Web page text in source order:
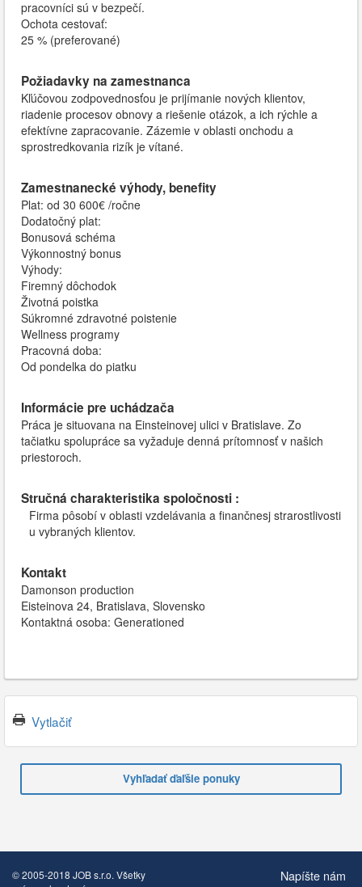
pracovníci sú v bezpečí.
Ochota cestovať:
25 % (preferované)
Požiadavky na zamestnanca
Kľúčovou zodpovednosťou je prijímanie nových klientov,
riadenie procesov obnovy a riešenie otázok, a ich rýchle a
efektívne zapracovanie. Zázemie v oblasti onchodu a
sprostredkovania rizík je vítané.
Zamestnanecké výhody, benefity
Plat: od 30 600€ /ročne
Dodatočný plat:
Bonusová schéma
Výkonnostný bonus
Výhody:
Firemný dôchodok
Životná poistka
Súkromné ​​zdravotné poistenie
Wellness programy
Pracovná doba:
Od pondelka do piatku
Informácie pre uchádzača
Práca je situovana na Einsteinovej ulici v Bratislave. Zo
tačiatku spolupráce sa vyžaduje denná prítomnosť v našich
priestoroch.
Stručná charakteristika spoločnosti :
Firma pôsobí v oblasti vzdelávania a finančnesj strarostlivosti
u vybraných klientov.
Kontakt
Damonson production
Eisteinova 24, Bratislava, Slovensko
Kontaktná osoba: Generationed
Vytlačiť
Vyhľadať ďaľšie ponuky
© 2005-2018 JOB s.r.o. Všetky
Napíšte nám